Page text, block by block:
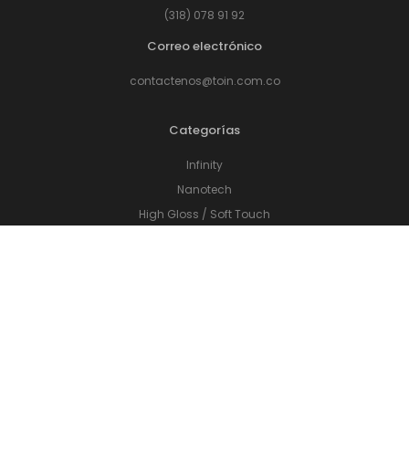
(318) 078 91 92
Correo electrónico
contactenos@toin.com.co
Categorías
Infinity
Nanotech
High Gloss / Soft Touch